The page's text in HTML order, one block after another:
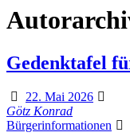
Gedenktafel
22. Mai 2026
Götz Konrad
Bürgerinformationen